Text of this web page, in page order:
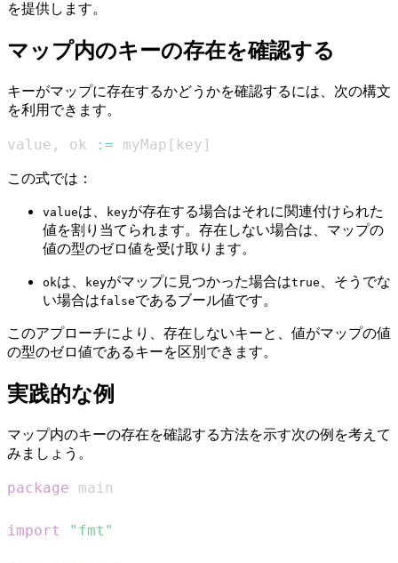
を提供します。
マップ内のキーの存在を確認する
キーがマップに存在するかどうかを確認するには、次の構文
を利用できます。
value , ok := myMap [ key ]
この式では：
valueは、 keyが存在する場合はそれに関連付けられた
値を割り当てられます。存在しない場合は、マップの
値の型のゼロ値を受け取ります。
okは、 keyがマップに見つかった場合はtrue
、そうでな
い場合はfalseであるブール値です。
このアプローチにより、存在しないキーと、値がマップの値
の型のゼロ値であるキーを区別できます。
実践的な例
マップ内のキーの存在を確認する方法を示す次の例を考えて
みましょう。
package
import "fmt"